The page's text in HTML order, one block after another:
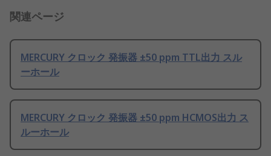
関連ページ
MERCURY クロック 発振器 ±50 ppm TTL出力 スル
ーホール
MERCURY クロック 発振器 ±50 ppm HCMOS出力 ス
ルーホール